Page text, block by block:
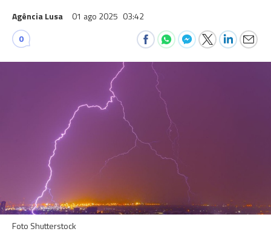
Agência Lusa 01 ago 2025 03:42
0
Foto Shutterstock